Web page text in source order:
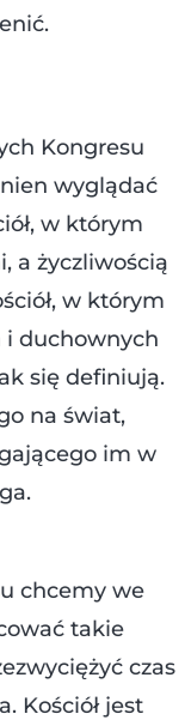
Kongresu
wyglądać
w którym
a życzliwością
w którym
i duchownych
się definiują.
na świat,
im w
chcemy we
takie
czas
Kościół jest